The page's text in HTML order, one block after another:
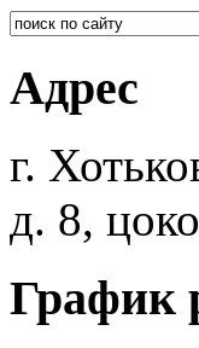
Адрес
г.
д. 8,
График